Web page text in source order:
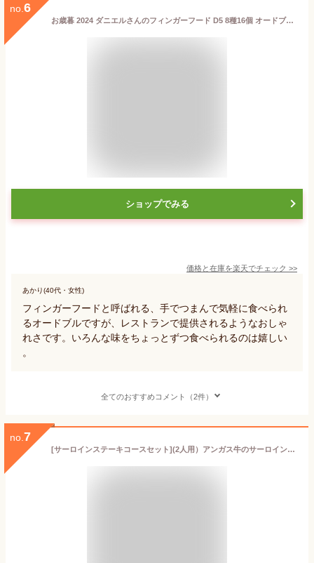
no. 6
お歳暮 2024 ダニエルさんのフィンガーフード D5 8種16個 オードブル パーティー プレゼント ギフト お取り寄せ グルメ 送料無料
ショップでみる
価格と在庫を楽天でチェック >>
あかり(40代・女性)
フィンガーフードと呼ばれる、手でつまんで気軽に食べられ
るオードブルですが、レストランで提供されるようなおしゃ
れさです。いろんな味をちょっとずつ食べられるのは嬉しい
。
全てのおすすめコメント（2件）
no. 7
[サーロインステーキコースセット](2人用）アンガス牛のサーロインステーキがご自宅で焼き目をつけるだけでレストランのお味に大変身。シェフ手作りのフォアグラバターを添えてどうぞ。特別な人と過ごすちょっと贅沢なクリスマスディナー♪